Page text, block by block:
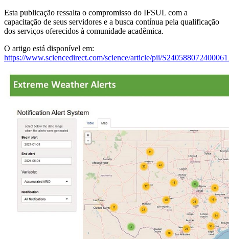
Esta publicação ressalta o compromisso do IFSUL com a
capacitação de seus servidores e a busca contínua pela qualificação
dos serviços oferecidos à comunidade acadêmica.
O artigo está disponível em:
https://www.sciencedirect.com/science/article/pii/